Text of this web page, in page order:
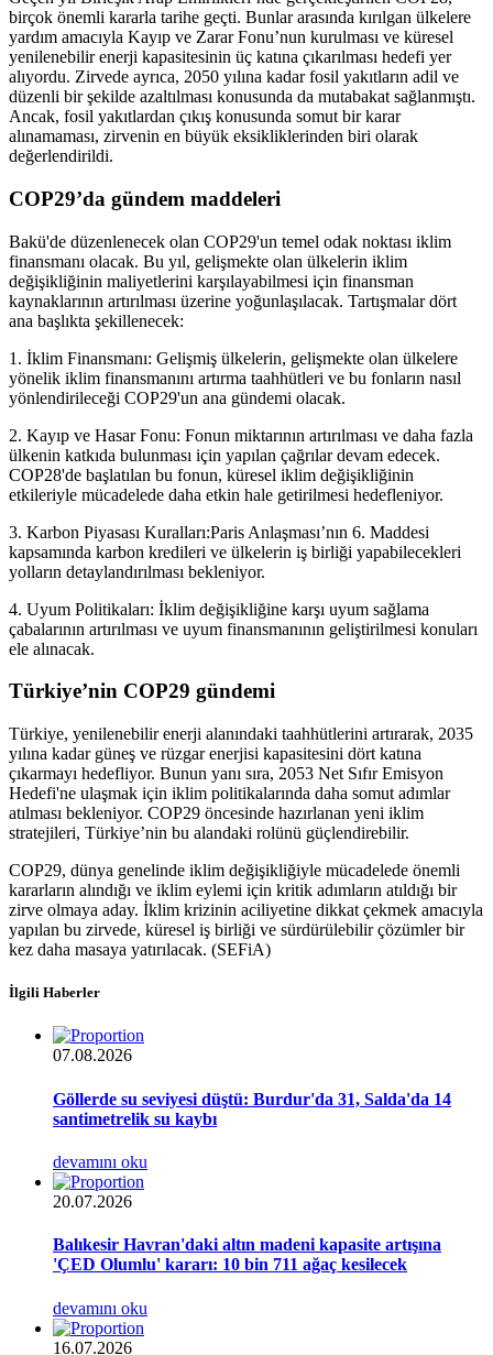
birçok önemli kararla tarihe geçti. Bunlar arasında kırılgan ülkelere
yardım amacıyla Kayıp ve Zarar Fonu’nun kurulması ve küresel
yenilenebilir enerji kapasitesinin üç katına çıkarılması hedefi yer
alıyordu. Zirvede ayrıca, 2050 yılına kadar fosil yakıtların adil ve
düzenli bir şekilde azaltılması konusunda da mutabakat sağlanmıştı.
Ancak, fosil yakıtlardan çıkış konusunda somut bir karar
alınamaması, zirvenin en büyük eksikliklerinden biri olarak
değerlendirildi.
COP29’da gündem maddeleri
Bakü'de düzenlenecek olan COP29'un temel odak noktası iklim
finansmanı olacak. Bu yıl, gelişmekte olan ülkelerin iklim
değişikliğinin maliyetlerini karşılayabilmesi için finansman
kaynaklarının artırılması üzerine yoğunlaşılacak. Tartışmalar dört
ana başlıkta şekillenecek:
1. İklim Finansmanı: Gelişmiş ülkelerin, gelişmekte olan ülkelere
yönelik iklim finansmanını artırma taahhütleri ve bu fonların nasıl
yönlendirileceği COP29'un ana gündemi olacak.
2. Kayıp ve Hasar Fonu: Fonun miktarının artırılması ve daha fazla
ülkenin katkıda bulunması için yapılan çağrılar devam edecek.
COP28'de başlatılan bu fonun, küresel iklim değişikliğinin
etkileriyle mücadelede daha etkin hale getirilmesi hedefleniyor.
3. Karbon Piyasası Kuralları:Paris Anlaşması’nın 6. Maddesi
kapsamında karbon kredileri ve ülkelerin iş birliği yapabilecekleri
yolların detaylandırılması bekleniyor.
4. Uyum Politikaları: İklim değişikliğine karşı uyum sağlama
çabalarının artırılması ve uyum finansmanının geliştirilmesi konuları
ele alınacak.
Türkiye’nin COP29 gündemi
Türkiye, yenilenebilir enerji alanındaki taahhütlerini artırarak, 2035
yılına kadar güneş ve rüzgar enerjisi kapasitesini dört katına
çıkarmayı hedefliyor. Bunun yanı sıra, 2053 Net Sıfır Emisyon
Hedefi'ne ulaşmak için iklim politikalarında daha somut adımlar
atılması bekleniyor. COP29 öncesinde hazırlanan yeni iklim
stratejileri, Türkiye’nin bu alandaki rolünü güçlendirebilir.
COP29, dünya genelinde iklim değişikliğiyle mücadelede önemli
kararların alındığı ve iklim eylemi için kritik adımların atıldığı bir
zirve olmaya aday. İklim krizinin aciliyetine dikkat çekmek amacıyla
yapılan bu zirvede, küresel iş birliği ve sürdürülebilir çözümler bir
kez daha masaya yatırılacak. (SEFiA)
İlgili Haberler
07.08.2026
Göllerde su seviyesi düştü: Burdur'da 31, Salda'da 14
santimetrelik su kaybı
devamını oku
20.07.2026
Balıkesir Havran'daki altın madeni kapasite artışına
'ÇED Olumlu' kararı: 10 bin 711 ağaç kesilecek
devamını oku
16.07.2026